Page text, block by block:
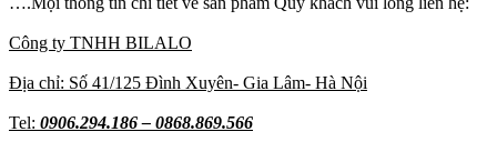
Công ty TNHH BILALO
Địa chỉ: Số 41/125 Đình Xuyên- Gia Lâm- Hà Nội
Tel: 0906.294.186 – 0868.869.566